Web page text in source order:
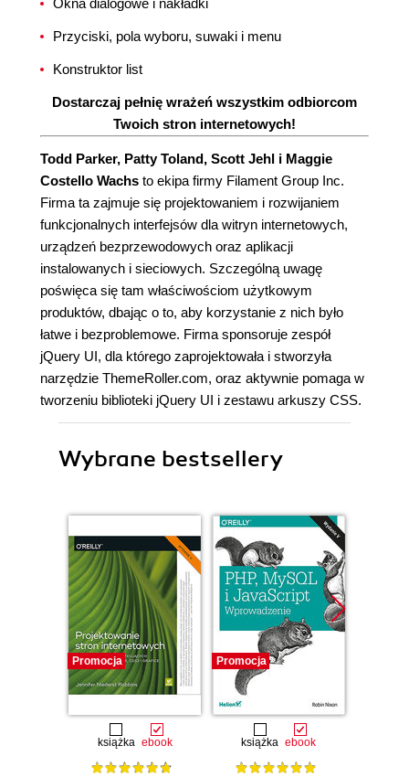
Okna dialogowe i nakładki
Przyciski, pola wyboru, suwaki i menu
Konstruktor list
Dostarczaj pełnię wrażeń wszystkim odbiorcom
Twoich stron internetowych!
Todd Parker, Patty Toland, Scott Jehl i Maggie
Costello Wachs to ekipa firmy Filament Group Inc.
Firma ta zajmuje się projektowaniem i rozwijaniem
funkcjonalnych interfejsów dla witryn internetowych,
urządzeń bezprzewodowych oraz aplikacji
instalowanych i sieciowych. Szczególną uwagę
poświęca się tam właściwościom użytkowym
produktów, dbając o to, aby korzystanie z nich było
łatwe i bezproblemowe. Firma sponsoruje zespół
jQuery UI, dla którego zaprojektowała i stworzyła
narzędzie ThemeRoller.com, oraz aktywnie pomaga w
tworzeniu biblioteki jQuery UI i zestawu arkuszy CSS.
Wybrane bestsellery
Promocja
książka ebook
Promocja
książka ebook